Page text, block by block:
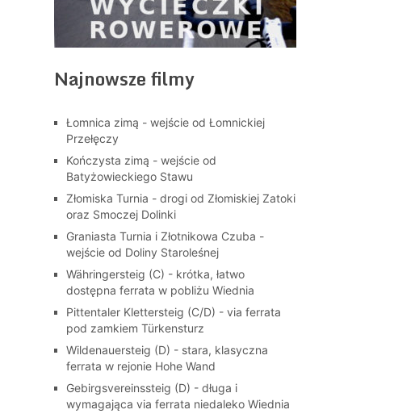
Najnowsze filmy
Łomnica zimą - wejście od Łomnickiej
Przełęczy
Kończysta zimą - wejście od
Batyżowieckiego Stawu
Złomiska Turnia - drogi od Złomiskiej Zatoki
oraz Smoczej Dolinki
Graniasta Turnia i Złotnikowa Czuba -
wejście od Doliny Staroleśnej
Währingersteig (C) - krótka, łatwo
dostępna ferrata w pobliżu Wiednia
Pittentaler Klettersteig (C/D) - via ferrata
pod zamkiem Türkensturz
Wildenauersteig (D) - stara, klasyczna
ferrata w rejonie Hohe Wand
Gebirgsvereinssteig (D) - długa i
wymagająca via ferrata niedaleko Wiednia